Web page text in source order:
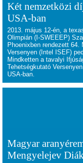
Két nemzetközi
USA-ban
2013. május 12-én, a
Olimpián (I-SWEEEP)
Phoenixben rendezett
Versenyen (Intel ISEF)
Mindketten a tavalyi
Tehetségkutató
USA-ban.
Magyar
Mengyelejev